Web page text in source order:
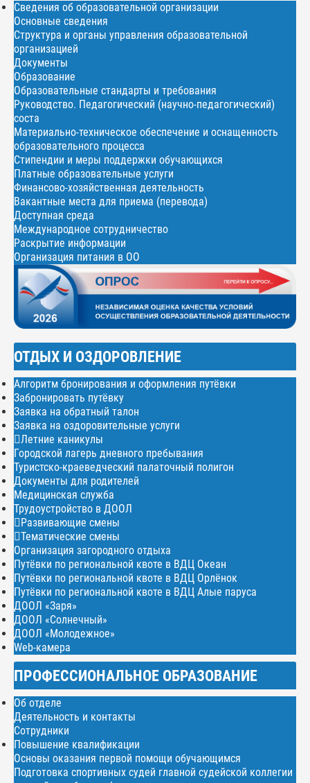
Сведения об образовательной организации
Основные сведения
Структура и органы управления образовательной
организацией
Документы
Образование
Образовательные стандарты и требования
Руководство. Педагогический (научно-педагогический)
соста
Материально-техническое обеспечение и оснащенность
образовательного процесса
Стипендии и меры поддержки обучающихся
Платные образовательные услуги
Финансово-хозяйственная деятельность
Вакантные места для приема (перевода)
Доступная среда
Международное сотрудничество
Раскрытие информации
Организация питания в ОО
ОТДЫХ И ОЗДОРОВЛЕНИЕ
Алгоритм бронирования и оформления путёвки
Забронировать путёвку
Заявка на обратный талон
Заявка на оздоровительные услуги
Летние каникулы
Городской лагерь дневного пребывания
Туристско-краеведческий палаточный полигон
Документы для родителей
Медицинская служба
Трудоустройство в ДООЛ
Развивающие смены
Тематические смены
Организация загородного отдыха
Путёвки по региональной квоте в ВДЦ Океан
Путёвки по региональной квоте в ВДЦ Орлёнок
Путёвки по региональной квоте в ВДЦ Алые паруса
ДООЛ «Заря»
ДООЛ «Солнечный»
ДООЛ «Молодежное»
Web-камера
ПРОФЕССИОНАЛЬНОЕ ОБРАЗОВАНИЕ
Об отделе
Деятельность и контакты
Сотрудники
Повышение квалификации
Основы оказания первой помощи обучающимся
Подготовка спортивных судей главной судейской коллегии